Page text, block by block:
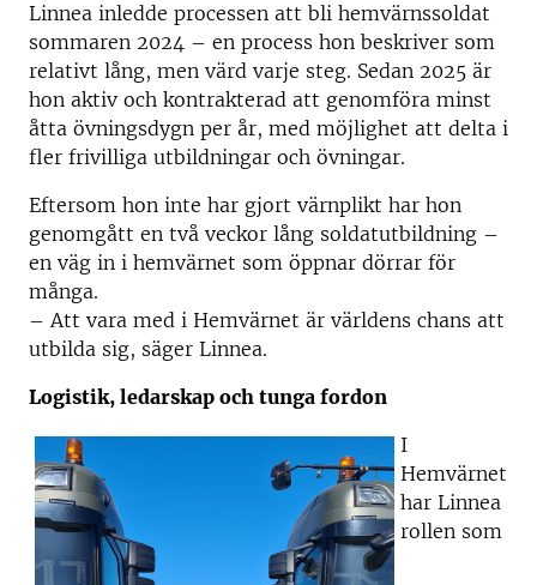
Linnea inledde processen att bli hemvärnssoldat
sommaren 2024 – en process hon beskriver som
relativt lång, men värd varje steg. Sedan 2025 är
hon aktiv och kontrakterad att genomföra minst
åtta övningsdygn per år, med möjlighet att delta i
fler frivilliga utbildningar och övningar.
Eftersom hon inte har gjort värnplikt har hon
genomgått en två veckor lång soldatutbildning –
en väg in i hemvärnet som öppnar dörrar för
många.
– Att vara med i Hemvärnet är världens chans att
utbilda sig, säger Linnea.
Logistik, ledarskap och tunga fordon
I
Hemvärnet
har Linnea
rollen som